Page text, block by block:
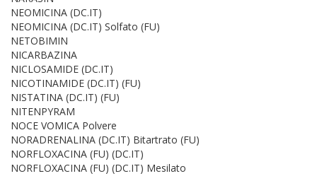
NEOMICINA (DC.IT)
NEOMICINA (DC.IT) Solfato (FU)
NETOBIMIN
NICARBAZINA
NICLOSAMIDE (DC.IT)
NICOTINAMIDE (DC.IT) (FU)
NISTATINA (DC.IT) (FU)
NITENPYRAM
NOCE VOMICA Polvere
NORADRENALINA (DC.IT) Bitartrato (FU)
NORFLOXACINA (FU) (DC.IT)
NORFLOXACINA (FU) (DC.IT) Mesilato